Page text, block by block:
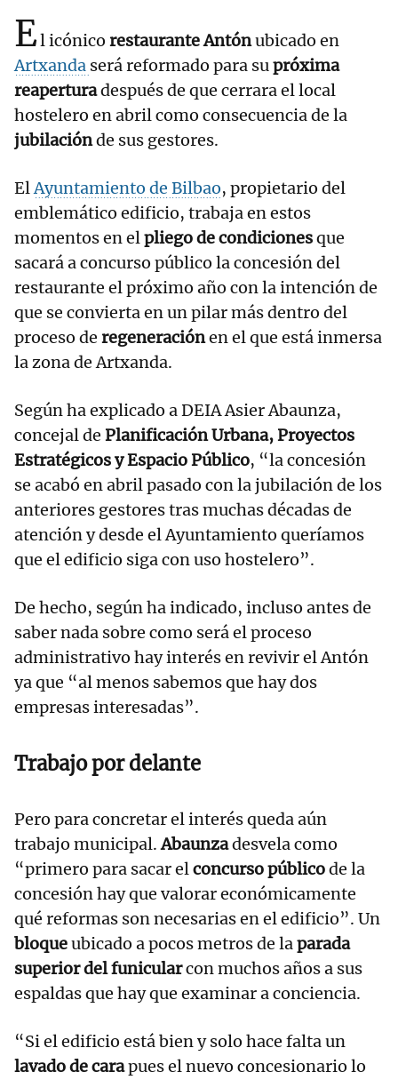
El icónico restaurante Antónubicado en
Artxanda será reformado para supróxima
reaperturadespués de que cerrara el local
hostelero en abril como consecuencia de la
jubilaciónde sus gestores.
ElAyuntamiento de Bilbao, propietario del
emblemático edificio, trabaja en estos
momentos en elpliego de condicionesque
sacará a concurso público la concesión del
restaurante el próximo año con la intención de
que se convierta en un pilar más dentro del
proceso de regeneraciónen el que está inmersa
la zona de Artxanda.
Según ha explicado a DEIA Asier Abaunza,
concejal de Planificación Urbana, Proyectos
Estratégicos y Espacio Público, “la concesión
se acabó en abril pasado con la jubilación de los
anteriores gestores tras muchas décadas de
atención y desde el Ayuntamiento queríamos
que el edificio siga con uso hostelero”.
De hecho, según ha indicado, incluso antes de
saber nada sobre como será el proceso
administrativo hay interés en revivir el Antón
ya que “al menos sabemos que hay dos
empresas interesadas”.
Trabajo por delante
Pero para concretar el interés queda aún
trabajo municipal.Abaunzadesvela como
“primero para sacar elconcurso públicode la
concesión hay que valorar económicamente
qué reformas son necesarias en el edificio”. Un
bloqueubicado a pocos metros de laparada
superior del funicularcon muchos años a sus
espaldas que hay que examinar a conciencia.
“Si el edificio está bien y solo hace falta un
lavado de carapues el nuevo concesionario lo